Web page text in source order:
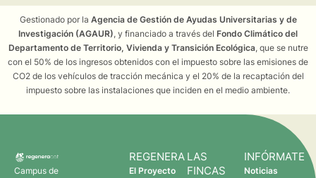
Gestionado por la Agencia de Gestión de Ayudas Universitarias y de
Investigación (AGAUR) , y financiado a través del Fondo Climático del
Departamento de Territorio, Vivienda y Transición Ecológica , que se nutre
con el 50% de los ingresos obtenidos con el impuesto sobre las emisiones de
CO2 de los vehículos de tracción mecánica y el 20% de la recaptación del
impuesto sobre las instalaciones que inciden en el medio ambiente.
Campus de
REGENERA
El Proyecto
LAS
FINCAS
INFÓRMATE
Noticias